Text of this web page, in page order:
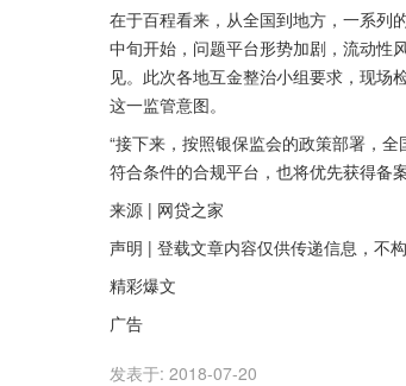
在于百程看来，从全国到地方，一系列
中旬开始，问题平台形势加剧，流动性
见。此次各地互金整治小组要求，现场
这一监管意图。
“接下来，按照银保监会的政策部署，
符合条件的合规平台，也将优先获得备
来源 | 网贷之家
声明 | 登载文章内容仅供传递信息，不
精彩爆文
广告
发表于: 2018-07-20